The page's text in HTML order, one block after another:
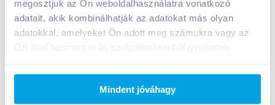
megosztjuk az Ön weboldalhasználatra vonatkozó
adatait, akik kombinálhatják az adatokat más olyan
adatokkal, amelyeket Ön adott meg számukra vagy az
Mindent jóváhagy
Kosárba